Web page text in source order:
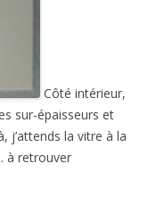
Côté intérieur,
sur-épaisseurs et
j’attends la vitre à la
à retrouver